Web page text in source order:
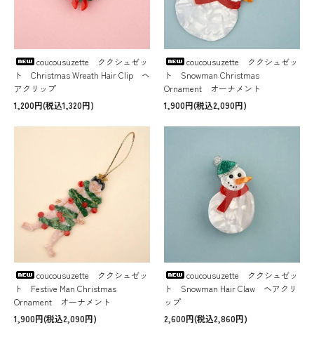
coucousuzette ククシュゼッ
ト Christmas Wreath Hair Clip ヘ
アクリップ
1,200円(税込1,320円)
coucousuzette ククシュゼッ
ト Snowman Christmas
Ornament オーナメント
1,900円(税込2,090円)
coucousuzette ククシュゼッ
ト Festive Man Christmas
Ornament オーナメント
1,900円(税込2,090円)
coucousuzette ククシュゼッ
ト Snowman Hair Claw ヘアクリ
ップ
2,600円(税込2,860円)